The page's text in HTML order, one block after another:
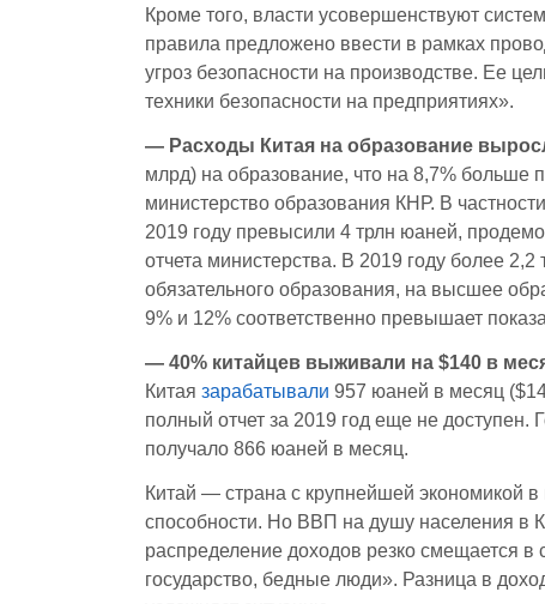
Кроме того, власти усовершенствуют
правила предложено ввести в рамках
угроз безопасности на производстве. Ее
техники безопасности на предприятиях».
— Расходы Китая на образование
млрд) на образование, что на 8,7%
министерство образования КНР. В
2019 году превысили 4 трлн юаней,
отчета министерства. В 2019 году более
обязательного образования, на высшее
9% и 12% соответственно превышает
— 40% китайцев выживали на $140 в
Китая зарабатывали 957 юаней в месяц
полный отчет за 2019 год еще не
получало 866 юаней в месяц.
Китай — страна с крупнейшей экономикой
способности. Но ВВП на душу населения в
распределение доходов резко смещается в
государство, бедные люди». Разница в